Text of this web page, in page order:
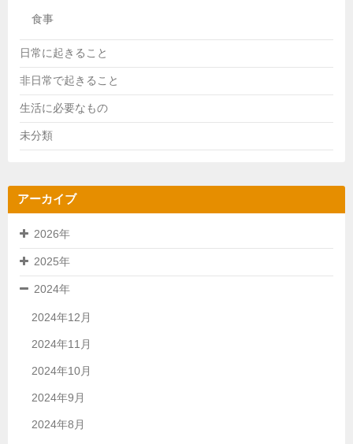
食事
日常に起きること
非日常で起きること
生活に必要なもの
未分類
アーカイブ
2026年
2025年
2024年
2024年12月
2024年11月
2024年10月
2024年9月
2024年8月